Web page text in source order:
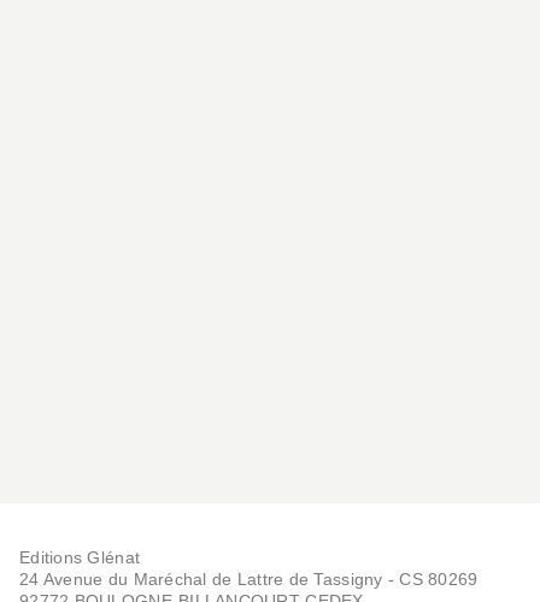
Editions Glénat
24 Avenue du Maréchal de Lattre de Tassigny - CS 80269